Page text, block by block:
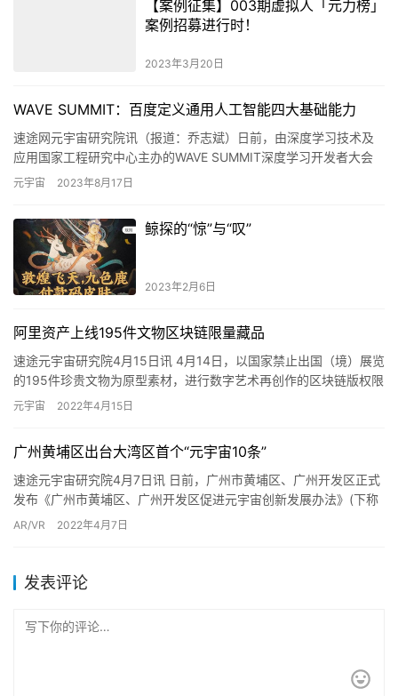
【案例征集】003期虚拟人「元力榜」
案例招募进行时！
2023年3月20日
WAVE SUMMIT：百度定义通用人工智能四大基础能力
速途网元宇宙研究院讯（报道：乔志斌）日前，由深度学习技术及
应用国家工程研究中心主办的WAVE SUMMIT深度学习开发者大会
2023举办。百度首席技术官、深度学习技术及应用国家工程…
元宇宙 2023年8月17日
鲸探的“惊”与“叹”
2023年2月6日
阿里资产上线195件文物区块链限量藏品
速途元宇宙研究院4月15日讯 4月14日，以国家禁止出国（境）展览
的195件珍贵文物为原型素材，进行数字艺术再创作的区块链版权限
量藏品上线阿里资产。这些超级国宝IP数字藏品在预展6…
元宇宙 2022年4月15日
广州黄埔区出台大湾区首个“元宇宙10条”
速途元宇宙研究院4月7日讯 日前，广州市黄埔区、广州开发区正式
发布《广州市黄埔区、广州开发区促进元宇宙创新发展办法》(下称
“元宇宙10条”)。据悉，该政策是粤港澳大湾区首个元宇宙专…
AR/VR 2022年4月7日
发表评论